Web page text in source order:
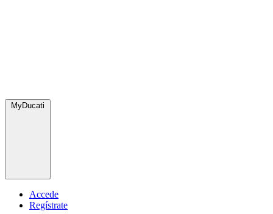
MyDucati
Accede
Regístrate